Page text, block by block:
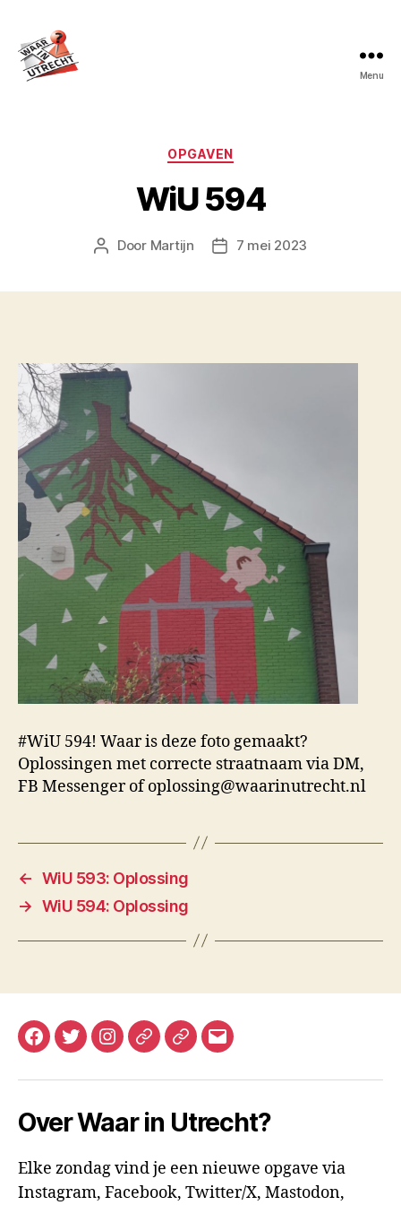
Menu
Categorieën
OPGAVEN
WiU 594
Berichtauteur
Door Martijn Berichtdatum
7 mei 2023
#WiU 594! Waar is deze foto gemaakt?
Oplossingen met correcte straatnaam via DM,
FB Messenger of oplossing@waarinutrecht.nl
← WiU 593: Oplossing
→ WiU 594: Oplossing
Facebook
TwitterInstagramMastodon
Bluesky
E-
Over Waar in Utrecht?
Elke zondag vind je een nieuwe opgave via
Instagram, Facebook, Twitter/X, Mastodon,